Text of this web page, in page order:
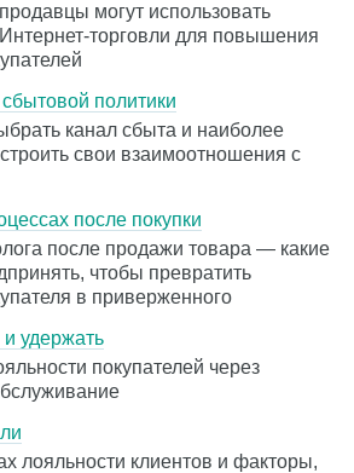
могут использовать
торговли для повышения
политики
канал сбыта и наиболее
свои взаимоотношения с
после покупки
после продажи товара — какие
чтобы превратить
в приверженного
и удержать
покупателей через
лояльности клиентов и факторы,